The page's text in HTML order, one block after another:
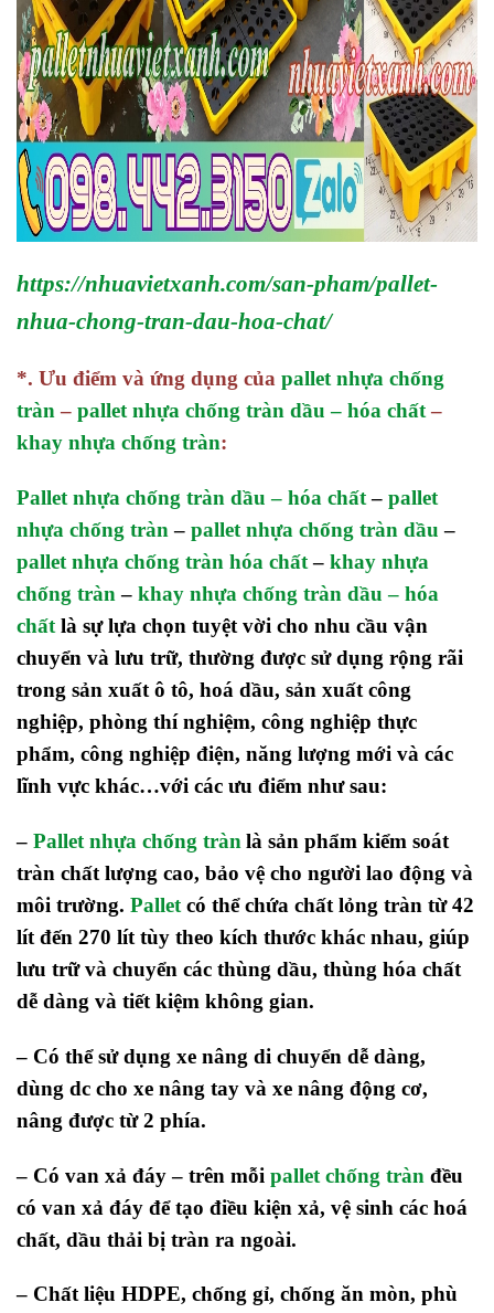
https://nhuavietxanh.com/san-pham/pallet-
nhua-chong-tran-dau-hoa-chat/
*. Ưu điểm và ứng dụng của pallet nhựa chống
tràn– pallet nhựa chống tràn dầu – hóa chất–
khay nhựa chống tràn:
Pallet nhựa chống tràn dầu – hóa chất– pallet
nhựa chống tràn – pallet nhựa chống tràn dầu –
pallet nhựa chống tràn hóa chất– khay nhựa
chống tràn – khay nhựa chống tràn dầu – hóa
chất là sự lựa chọn tuyệt vời cho nhu cầu vận
chuyển và lưu trữ, thường được sử dụng rộng rãi
trong sản xuất ô tô, hoá dầu, sản xuất công
nghiệp, phòng thí nghiệm, công nghiệp thực
phẩm, công nghiệp điện, năng lượng mới và các
lĩnh vực khác…với các ưu điểm như sau:
– Pallet nhựa chống tràn là sản phẩm kiểm soát
tràn chất lượng cao, bảo vệ cho người lao động và
môi trường. Pallet có thể chứa chất lỏng tràn từ 42
lít đến 270 lít tùy theo kích thước khác nhau, giúp
lưu trữ và chuyển các thùng dầu, thùng hóa chất
dễ dàng và tiết kiệm không gian.
– Có thể sử dụng xe nâng di chuyển dễ dàng,
dùng dc cho xe nâng tay và xe nâng động cơ,
nâng được từ 2 phía.
– Có van xả đáy – trên mỗi pallet chống tràn đều
có van xả đáy để tạo điều kiện xả, vệ sinh các hoá
chất, dầu thải bị tràn ra ngoài.
– Chất liệu HDPE, chống gỉ, chống ăn mòn, phù